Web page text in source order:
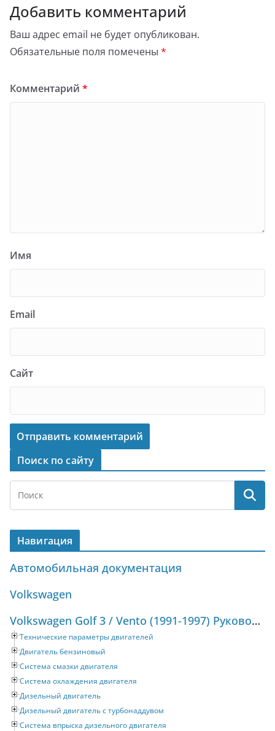
Добавить комментарий
Ваш адрес email не будет опубликован.
Обязательные поля помечены *
Комментарий *
Имя
Email
Сайт
Поиск по сайту
Навигация
Автомобильная документация
Volkswagen
Volkswagen Golf 3 / Vento (1991-1997) Руководство по ремонту и техническому обслуживанию
Технические параметры двигателей
Двигатель бензиновый
Система смазки двигателя
Система охлаждения двигателя
Дизельный двигатель
Дизельный двигатель с турбонаддувом
Система впрыска дизельного двигателя